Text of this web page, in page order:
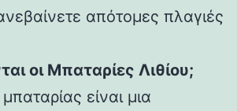
απότομες πλαγιές
οι Μπαταρίες Λιθίου;
είναι μια